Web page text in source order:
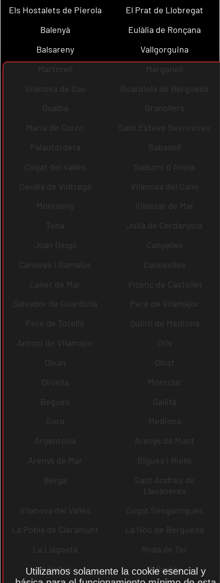
Els Hostalets de Pierola
El Prat de Llobregat
Balenyà
Eulàlia de Ronçana
Balsareny
Vallgorguina
Martorell
Marganell
Vilanova de Sau
Guardiola de Berguedà
Gualba
Granollers
Maria de Corcó
Sant Esteve Sesrovires
Palautordera
Sabadell
Cugat del Vallès
Sadurní d´Anoia
Cecília de Voltregà
Vilanova del Camí
Montseny
Vilassar de Mar
Tona
Julià de Cerdanyola
Joan Despí
Canyelles
Cànoves i Samalús
Canovelles
Canet de Mar
Vicenç de Castellet
Salvador de Guardiola
Pere de Vilamajor
Pere de Torelló
Quintí de Mediona
Antoni de Vilamajor
Orís
Olvan
Olost
Olivella
Montclar
Begues
Gallifa
Sora
Mediona
Argentona
Arenys de Munt
Arenys de Mar
Bigues i Riells
Berga
Sant Andreu de
Llavaneres
Vilanova del Vallès
Cugat Sesgarrigues
La Pobla de Claramunt
La Nou de Berguedà
La Llagosta
Roda de Ter
Cubelles
Vallcebre
Utilizamos solamente la cookie esencial y